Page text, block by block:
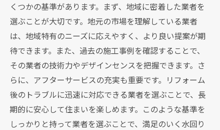
くつかの基準があります。まず、地域に密着した業者を
選ぶことが大切です。地元の市場を理解している業者
は、地域特有のニーズに応えやすく、より良い提案が期
待できます。また、過去の施工事例を確認することで、
その業者の技術力やデザインセンスを把握できます。さ
らに、アフターサービスの充実も重要です。リフォーム
後のトラブルに迅速に対応できる業者を選ぶことで、長
期的に安心して住まいを楽しめます。このような基準を
しっかりと持って業者を選ぶことで、満足のいく水回り